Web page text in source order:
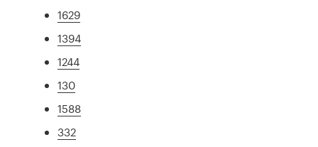
1629
1394
1244
130
1588
332